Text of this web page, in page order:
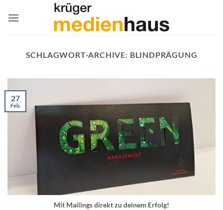
Inhalt
SCHLAGWORT-ARCHIVE: BLINDPRÄGUNG
Mit Mailings direkt zu deinem Erfolg!
27
Feb.